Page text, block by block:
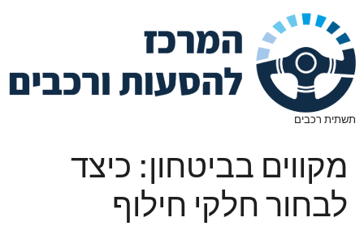
תשתית רכבים
מקווים בביטחון: כיצד
לבחור חלקי חילוף